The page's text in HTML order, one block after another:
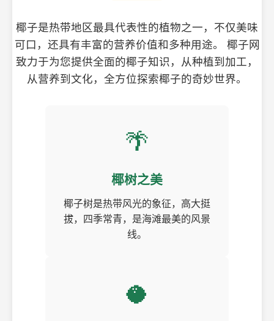
椰子是热带地区最具代表性的植物之一，不仅美味
可口，还具有丰富的营养价值和多种用途。 椰子网
致力于为您提供全面的椰子知识，从种植到加工，
从营养到文化，全方位探索椰子的奇妙世界。
🌴
椰树之美
椰子树是热带风光的象征，高大挺
拔，四季常青，是海滩最美的风景
线。
🥥